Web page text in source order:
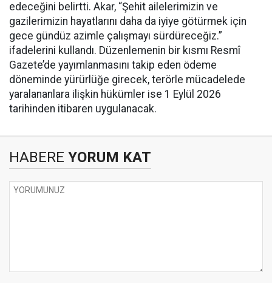
edeceğini belirtti. Akar, “Şehit ailelerimizin ve
gazilerimizin hayatlarını daha da iyiye götürmek için
gece gündüz azimle çalışmayı sürdüreceğiz.”
ifadelerini kullandı. Düzenlemenin bir kısmı Resmî
Gazete’de yayımlanmasını takip eden ödeme
döneminde yürürlüğe girecek, terörle mücadelede
yaralananlara ilişkin hükümler ise 1 Eylül 2026
tarihinden itibaren uygulanacak.
HABERE YORUM KAT